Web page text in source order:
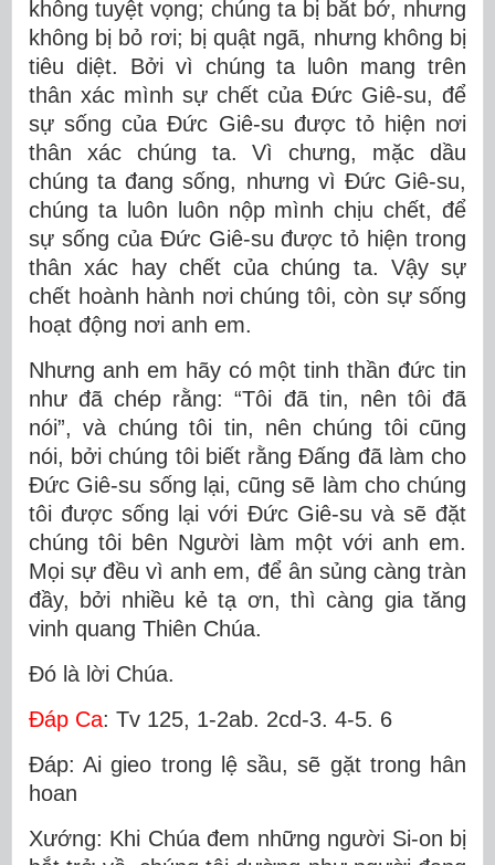
không tuyệt vọng; chúng ta bị bắt bớ, nhưng
không bị bỏ rơi; bị quật ngã, nhưng không bị
tiêu diệt. Bởi vì chúng ta luôn mang trên
thân xác mình sự chết của Ðức Giê-su, để
sự sống của Ðức Giê-su được tỏ hiện nơi
thân xác chúng ta. Vì chưng, mặc dầu
chúng ta đang sống, nhưng vì Ðức Giê-su,
chúng ta luôn luôn nộp mình chịu chết, để
sự sống của Ðức Giê-su được tỏ hiện trong
thân xác hay chết của chúng ta. Vậy sự
chết hoành hành nơi chúng tôi, còn sự sống
hoạt động nơi anh em.
Nhưng anh em hãy có một tinh thần đức tin
như đã chép rằng: “Tôi đã tin, nên tôi đã
nói”, và chúng tôi tin, nên chúng tôi cũng
nói, bởi chúng tôi biết rằng Ðấng đã làm cho
Ðức Giê-su sống lại, cũng sẽ làm cho chúng
tôi được sống lại với Ðức Giê-su và sẽ đặt
chúng tôi bên Người làm một với anh em.
Mọi sự đều vì anh em, để ân sủng càng tràn
đầy, bởi nhiều kẻ tạ ơn, thì càng gia tăng
vinh quang Thiên Chúa.
Ðó là lời Chúa.
Ðáp Ca: Tv 125, 1-2ab. 2cd-3. 4-5. 6
Ðáp: Ai gieo trong lệ sầu, sẽ gặt trong hân
hoan
Xướng: Khi Chúa đem những người Si-on bị